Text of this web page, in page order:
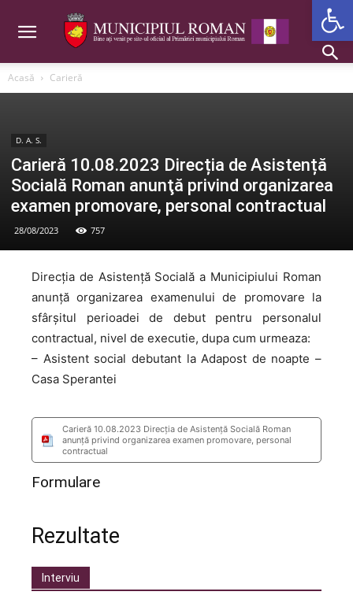
Acasă Carieră
D. A. S.
Carieră 10.08.2023 Direcția de Asistență
Socială Roman anunţă privind organizarea
examen promovare, personal contractual
28/08/2023 757
Direcția de Asistență Socială a Municipiului Roman
anunţă organizarea examenului de promovare la
sfârşitul perioadei de debut pentru personalul
contractual, nivel de executie, dupa cum urmeaza:
– Asistent social debutant la Adapost de noapte –
Casa Sperantei
Carieră 10.08.2023 Direcția de Asistență Socială Roman
anunţă privind organizarea examen promovare, personal
contractual
Formulare
Rezultate
Interviu